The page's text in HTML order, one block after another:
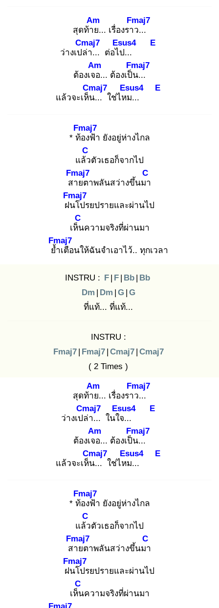
สุดท้าย
Am
... เรื่องราว
Fmaj7
...
ว่างเปล่
Cmaj7
า... ต่อไป
Esus4
...
E
ต้องเจอ
Am
... ต้องเป็น
Fmaj7
...
แล้วจะเห็น
Cmaj7
... ใช่ไหม
Esus4
...
E
* ท้อ
Fmaj7
งฟ้า ยังอยู่ห่างไกล
แล้ว
C
ตัวเธอก็จากไป
สา
Fmaj7
ยตาพลันสว่างขึ้นมา
C
ฝน
Fmaj7
โปรยปรายและผ่านไป
เห็น
C
ความจริงที่ผ่านมา
ย้ำ
Fmaj7
เตือนให้ฉันจำเอาไว้.. ทุกเวลา
INSTRU : F | F | Bb | Bb
Dm | Dm | G | G
ที่แท้... ที่แท้...
INSTRU :
Fmaj7 | Fmaj7 | Cmaj7 | Cmaj7
( 2 Times )
สุดท้าย
Am
... เรื่องราว
Fmaj7
...
ว่างเปล่
Cmaj7
า... ในใจ
Esus4
...
E
ต้องเจอ
Am
... ต้องเป็น
Fmaj7
...
แล้วจะเห็น
Cmaj7
... ใช่ไหม
Esus4
...
E
* ท้อ
Fmaj7
งฟ้า ยังอยู่ห่างไกล
แล้ว
C
ตัวเธอก็จากไป
สา
Fmaj7
ยตาพลันสว่างขึ้นมา
C
ฝน
Fmaj7
โปรยปรายและผ่านไป
เห็น
C
ความจริงที่ผ่านมา
Fmaj7